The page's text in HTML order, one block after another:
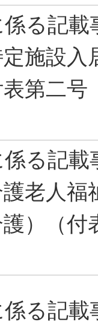
る記載
定施設入
第二号
る記載
護老人福
）（付
る記載